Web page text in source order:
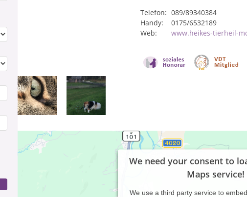
Telefon: 089/89340384
Handy:
0175/6532189
Web:
www.heikes-tierheil-
We need your consent to
Maps service!
We use a third party service to